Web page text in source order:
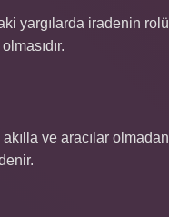
yargılarda iradenin rolü
ve aracılar olmadan